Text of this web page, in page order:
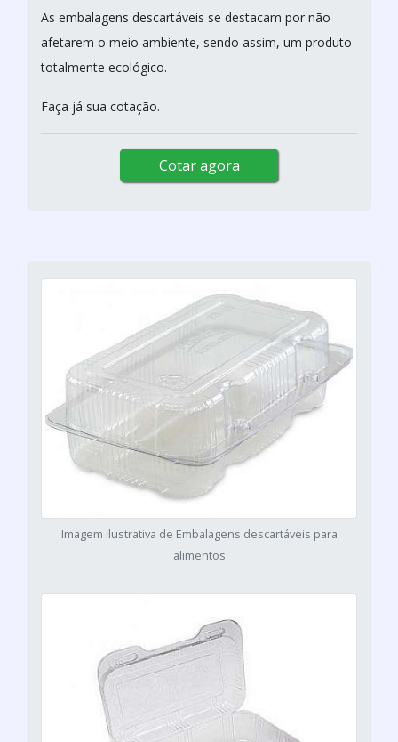
As embalagens descartáveis se destacam por não
afetarem o meio ambiente, sendo assim, um produto
totalmente ecológico.
Faça já sua cotação.
Cotar agora
Imagem ilustrativa de Embalagens descartáveis para
alimentos